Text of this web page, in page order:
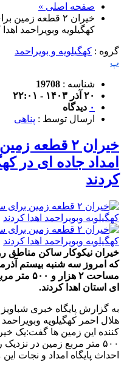
صفحه اصلی »
خیران ۲ قطعه
کهگیلویه وبویراحمد اهدا
گروه : کهگیلویه و بویراحمد
پ
شناسه : 19708
۲۰ آذر ۱۴۰۳ - ۲۲:۰۱
۰ دیدگاه
ارسال توسط : پناهی
خیران ۲
امداد جاده ای در
کردند
خیران نیکوکار ساکن مناطق
مساحت ۲
ای استان اهدا کردند.
به گزارش پایگاه خبری
هلال احمر کهگیلویه
کننده این زمین ها گفت:یک خیر
۵۰۰ متر مربع زمین در
احداث پایگاه امداد و نجات